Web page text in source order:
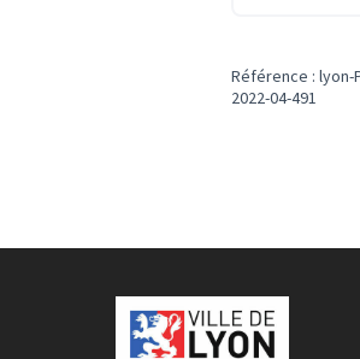
Référence : lyon-
2022-04-491